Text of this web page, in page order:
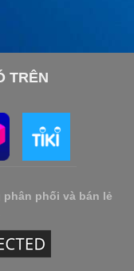
TRÊN
phân phối và bán lẻ